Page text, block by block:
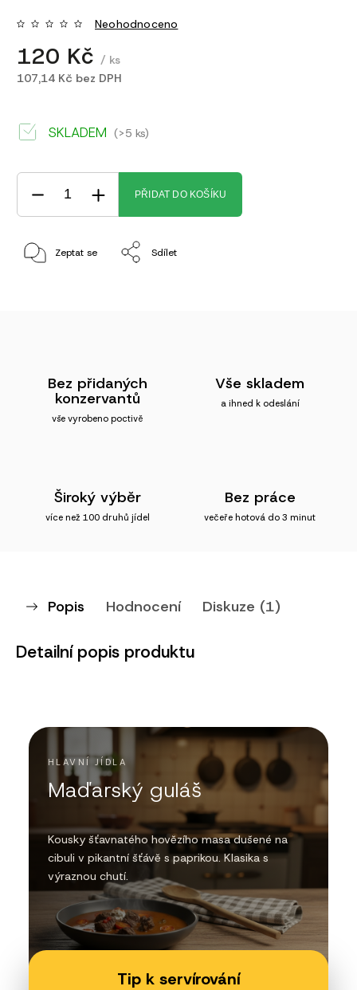
Neohodnoceno
120 Kč / ks
107,14 Kč bez DPH
SKLADEM (>5 ks)
PŘIDAT DO KOŠÍKU
Zeptat se Sdílet
Bez přidaných
konzervantů
vše vyrobeno poctivě
Vše skladem
a ihned k odeslání
Široký výběr
více než 100 druhů jídel
Bez práce
večeře hotová do 3 minut
Popis Hodnocení Diskuze (1)
Detailní popis produktu
HLAVNÍ JÍDLA
Maďarský guláš
Kousky šťavnatého hovězího masa dušené na
cibuli v pikantní šťávě s paprikou. Klasika s
výraznou chutí.
Tip k servírování